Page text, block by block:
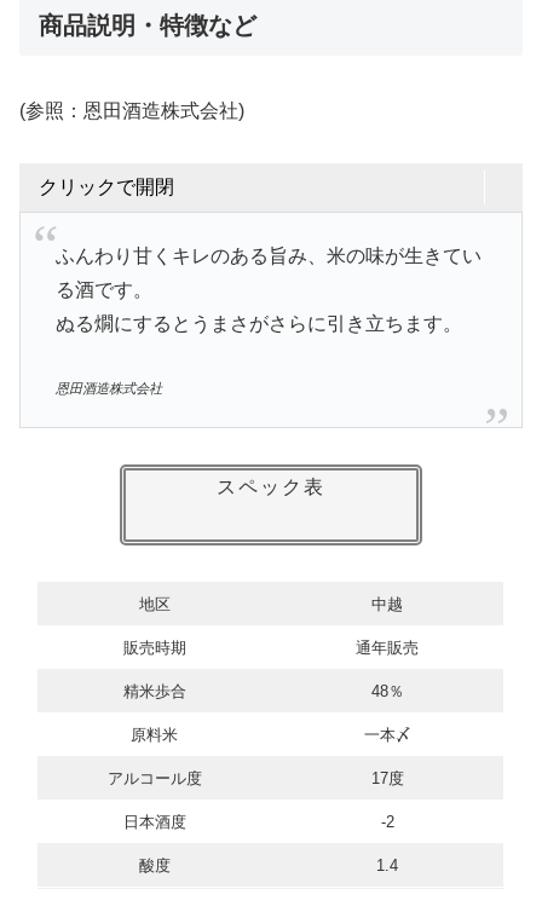
商品説明・特徴など
(参照：恩田酒造株式会社)
クリックで開閉
ふんわり甘くキレのある旨み、米の味が生きてい
る酒です。
ぬる燗にするとうまさがさらに引き立ちます。
恩田酒造株式会社
スペック表
地区 中越
販売時期 通年販売
精米歩合 48％
原料米 一本〆
アルコール度 17度
日本酒度 -2
酸度 1.4